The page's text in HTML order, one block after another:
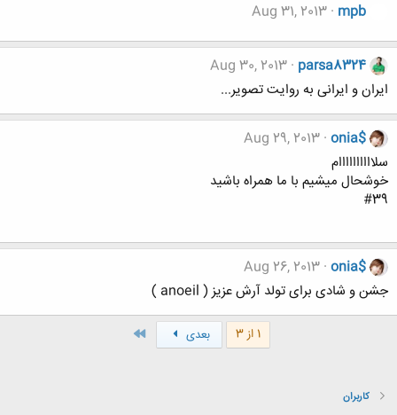
mpb
Aug 31, 2013
parsa8324
Aug 30, 2013
ایران و ایرانی به روایت تصویر...
onia$
Aug 29, 2013
سلاااااااااام
خوشحال میشیم با ما همراه باشید
#39
onia$
Aug 26, 2013
جشن و شادی برای تولد آرش عزیز ( anoeil )
1 از 3 بعدی
کاربران